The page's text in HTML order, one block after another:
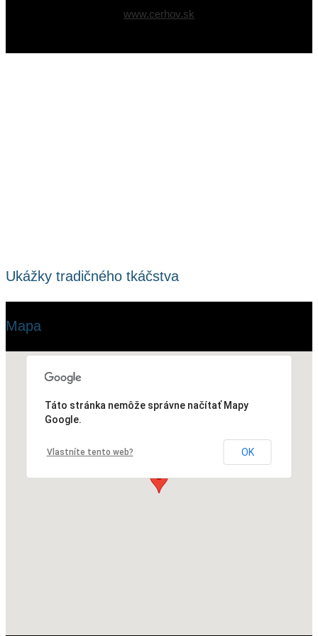
www.cerhov.sk
Ukážky tradičného tkáčstva
Mapa
Táto stránka nemôže správne načítať Mapy
Google.
Vlastníte tento web? OK